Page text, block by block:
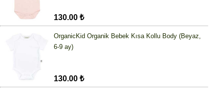
130.00 ₺
OrganicKid Organik Bebek Kısa Kollu Body (Beyaz,
6-9 ay)
130.00 ₺